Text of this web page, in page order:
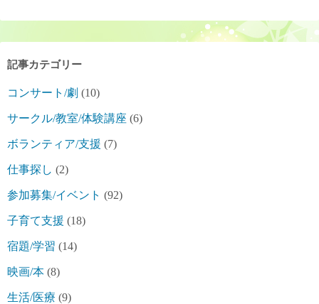
記事カテゴリー
コンサート/劇 (10)
サークル/教室/体験講座 (6)
ボランティア/支援 (7)
仕事探し (2)
参加募集/イベント (92)
子育て支援 (18)
宿題/学習 (14)
映画/本 (8)
生活/医療 (9)